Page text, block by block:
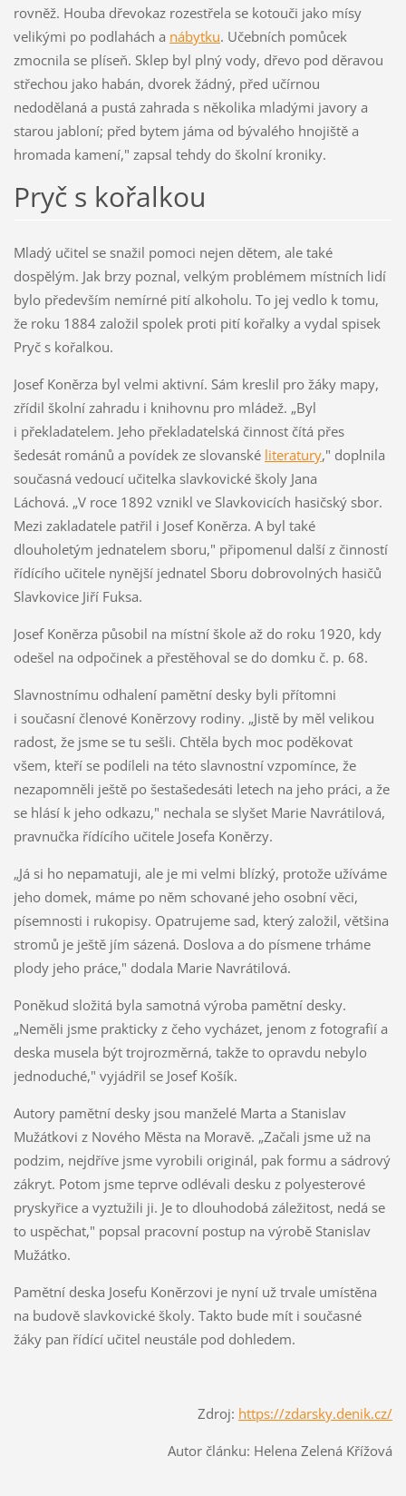
rovněž. Houba dřevokaz rozestřela se kotouči jako mísy
velikými po podlahách a nábytku. Učebních pomůcek
zmocnila se plíseň. Sklep byl plný vody, dřevo pod děravou
střechou jako habán, dvorek žádný, před učírnou
nedodělaná a pustá zahrada s několika mladými javory a
starou jabloní; před bytem jáma od bývalého hnojiště a
hromada kamení," zapsal tehdy do školní kroniky.
Pryč s kořalkou
Mladý učitel se snažil pomoci nejen dětem, ale také
dospělým. Jak brzy poznal, velkým problémem místních lidí
bylo především nemírné pití alkoholu. To jej vedlo k tomu,
že roku 1884 založil spolek proti pití kořalky a vydal spisek
Pryč s kořalkou.
Josef Koněrza byl velmi aktivní. Sám kreslil pro žáky mapy,
zřídil školní zahradu i knihovnu pro mládež. „Byl
i překladatelem. Jeho překladatelská činnost čítá přes
šedesát románů a povídek ze slovanské literatury," doplnila
současná vedoucí učitelka slavkovické školy Jana
Láchová. „V roce 1892 vznikl ve Slavkovicích hasičský sbor.
Mezi zakladatele patřil i Josef Koněrza. A byl také
dlouholetým jednatelem sboru," připomenul další z činností
řídícího učitele nynější jednatel Sboru dobrovolných hasičů
Slavkovice Jiří Fuksa.
Josef Koněrza působil na místní škole až do roku 1920, kdy
odešel na odpočinek a přestěhoval se do domku č. p. 68.
Slavnostnímu odhalení pamětní desky byli přítomni
i současní členové Koněrzovy rodiny. „Jistě by měl velikou
radost, že jsme se tu sešli. Chtěla bych moc poděkovat
všem, kteří se podíleli na této slavnostní vzpomínce, že
nezapomněli ještě po šestašedesáti letech na jeho práci, a že
se hlásí k jeho odkazu," nechala se slyšet Marie Navrátilová,
pravnučka řídícího učitele Josefa Koněrzy.
„Já si ho nepamatuji, ale je mi velmi blízký, protože užíváme
jeho domek, máme po něm schované jeho osobní věci,
písemnosti i rukopisy. Opatrujeme sad, který založil, většina
stromů je ještě jím sázená. Doslova a do písmene trháme
plody jeho práce," dodala Marie Navrátilová.
Poněkud složitá byla samotná výroba pamětní desky.
„Neměli jsme prakticky z čeho vycházet, jenom z fotografií a
deska musela být trojrozměrná, takže to opravdu nebylo
jednoduché," vyjádřil se Josef Košík.
Autory pamětní desky jsou manželé Marta a Stanislav
Mužátkovi z Nového Města na Moravě. „Začali jsme už na
podzim, nejdříve jsme vyrobili originál, pak formu a sádrový
zákryt. Potom jsme teprve odlévali desku z polyesterové
pryskyřice a vyztužili ji. Je to dlouhodobá záležitost, nedá se
to uspěchat," popsal pracovní postup na výrobě Stanislav
Mužátko.
Pamětní deska Josefu Koněrzovi je nyní už trvale umístěna
na budově slavkovické školy. Takto bude mít i současné
žáky pan řídící učitel neustále pod dohledem.
Zdroj: https://zdarsky.denik.cz/
Autor článku: Helena Zelená Křížová